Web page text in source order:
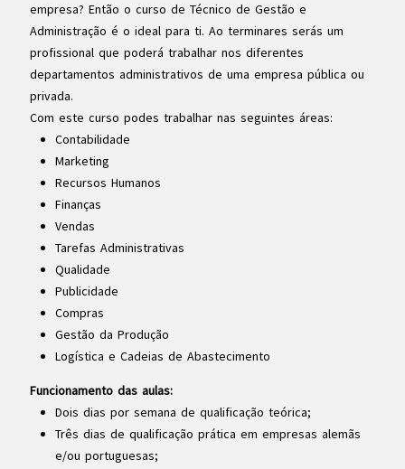
empresa? Então o curso de Técnico de Gestão e
Administração é o ideal para ti. Ao terminares serás um
profissional que poderá trabalhar nos diferentes
departamentos administrativos de uma empresa pública ou
privada.
Com este curso podes trabalhar nas seguintes áreas:
Contabilidade
Marketing
Recursos Humanos
Finanças
Vendas
Tarefas Administrativas
Qualidade
Publicidade
Compras
Gestão da Produção
Logística e Cadeias de Abastecimento
Funcionamento das aulas:
Dois dias por semana de qualificação teórica;
Três dias de qualificação prática em empresas alemãs
e/ou portuguesas;